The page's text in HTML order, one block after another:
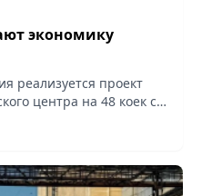
экономику
реализуется проект
центра на 48 коек с
и
сообщает